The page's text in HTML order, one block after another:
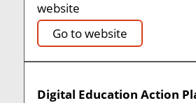
website
Go to website
Digital Education Action